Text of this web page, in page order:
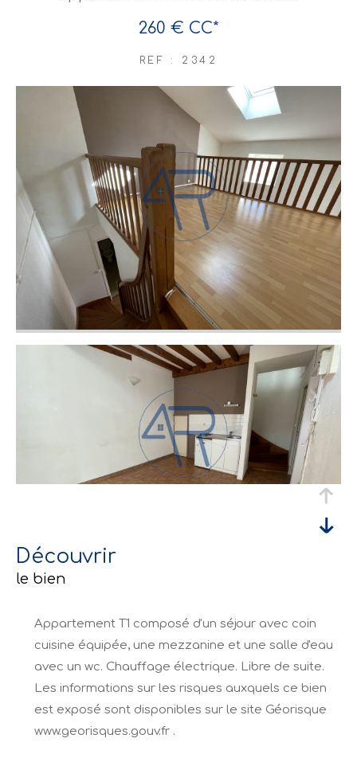
260 € CC*
REF : 2342
découvrir
le bien
Appartement T1 composé d'un séjour avec coin
cuisine équipée, une mezzanine et une salle d'eau
avec un wc. Chauffage électrique. Libre de suite.
Les informations sur les risques auxquels ce bien
est exposé sont disponibles sur le site Géorisque
www.georisques.gouv.fr .